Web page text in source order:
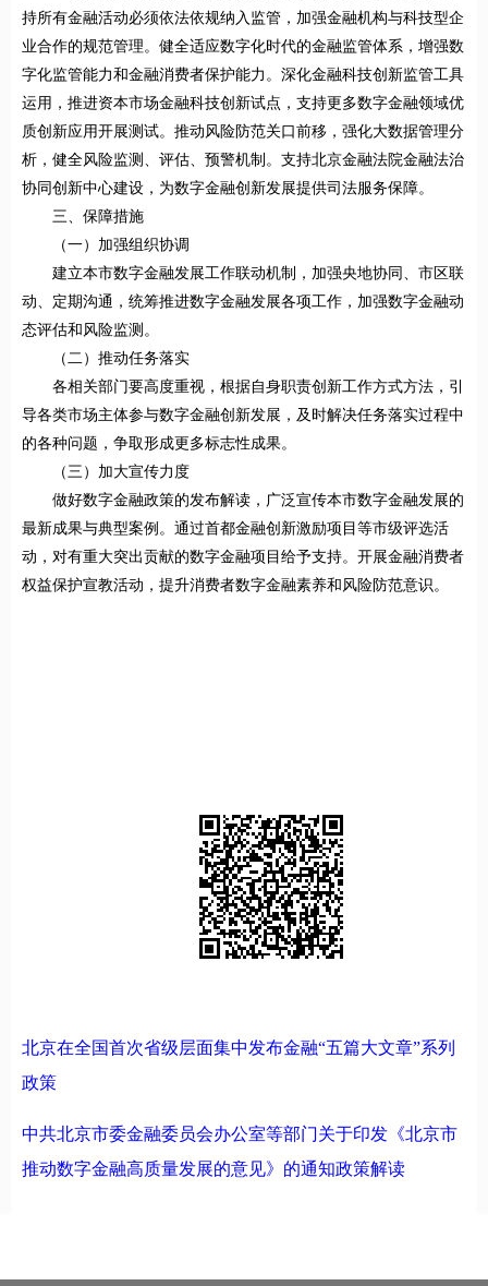
持所有金融活动必须依法依规纳入监管，加强金融机构与科技型企
业合作的规范管理。健全适应数字化时代的金融监管体系，增强数
字化监管能力和金融消费者保护能力。深化金融科技创新监管工具
运用，推进资本市场金融科技创新试点，支持更多数字金融领域优
质创新应用开展测试。推动风险防范关口前移，强化大数据管理分
析，健全风险监测、评估、预警机制。支持北京金融法院金融法治
协同创新中心建设，为数字金融创新发展提供司法服务保障。
三、保障措施
（一）加强组织协调
建立本市数字金融发展工作联动机制，加强央地协同、市区联
动、定期沟通，统筹推进数字金融发展各项工作，加强数字金融动
态评估和风险监测。
（二）推动任务落实
各相关部门要高度重视，根据自身职责创新工作方式方法，引
导各类市场主体参与数字金融创新发展，及时解决任务落实过程中
的各种问题，争取形成更多标志性成果。
（三）加大宣传力度
做好数字金融政策的发布解读，广泛宣传本市数字金融发展的
最新成果与典型案例。通过首都金融创新激励项目等市级评选活
动，对有重大突出贡献的数字金融项目给予支持。开展金融消费者
权益保护宣教活动，提升消费者数字金融素养和风险防范意识。
北京在全国首次省级层面集中发布金融“五篇大文章”系列
政策
中共北京市委金融委员会办公室等部门关于印发《北京市
推动数字金融高质量发展的意见》的通知政策解读